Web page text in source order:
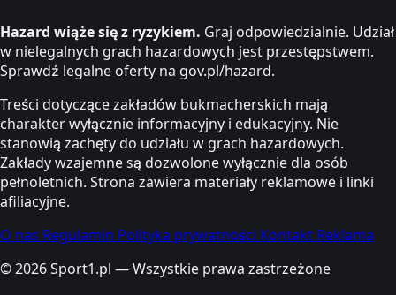
Hazard wiąże się z ryzykiem. Graj odpowiedzialnie. Udział
w nielegalnych grach hazardowych jest przestępstwem.
Sprawdź legalne oferty na gov.pl/hazard.
Treści dotyczące zakładów bukmacherskich mają
charakter wyłącznie informacyjny i edukacyjny. Nie
stanowią zachęty do udziału w grach hazardowych.
Zakłady wzajemne są dozwolone wyłącznie dla osób
pełnoletnich. Strona zawiera materiały reklamowe i linki
afiliacyjne.
O nas Regulamin Polityka prywatności Kontakt Reklama
© 2026 Sport1.pl — Wszystkie prawa zastrzeżone